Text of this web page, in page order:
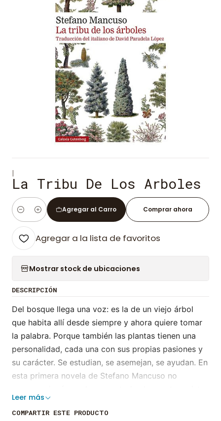
|
La Tribu De Los Arboles
Cantidad
Agregar al Carro Comprar ahora
Agregar a la lista de favoritos
Mostrar stock de ubicaciones
DESCRIPCIÓN
Del bosque llega una voz: es la de un viejo árbol
que habita allí desde siempre y ahora quiere tomar
la palabra. Porque también las plantas tienen una
personalidad, cada una con sus propias pasiones y
su carácter. Se estudian, se asemejan, se ayudan. En
esta primera novela de Stefano Mancuso no
son árboles. Árboles de distintas especies, con
características y cometidos distintos dentro de su
Leer más
COMPARTIR ESTE PRODUCTO